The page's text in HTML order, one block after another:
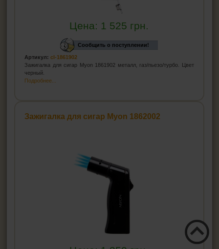
Цена: 1 525 грн.
Сообщить о поступлении!
Артикул: cl-1861902
Зажигалка для сигар Myon 1861902 металл, газ/пьезо/турбо. Цвет
черный.
Подробнее...
Зажигалка для сигар Myon 1862002